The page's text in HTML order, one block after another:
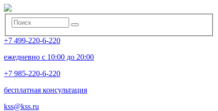
+7 499-220-6-220
ежедневно с 10:00 до 20:00
+7 985-220-6-220
бесплатная консультация
kss@kss.ru